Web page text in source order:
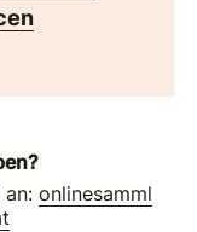
an:onlinesamml